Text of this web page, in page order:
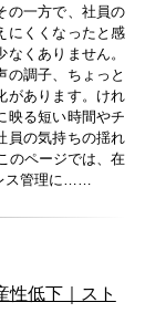
の一方で、社員の
にくくなったと感
くありません。
の調子、ちょっと
があります。けれ
映る短い時間やチ
員の気持ちの揺れ
のページでは、在
ス管理に……
性低下｜スト